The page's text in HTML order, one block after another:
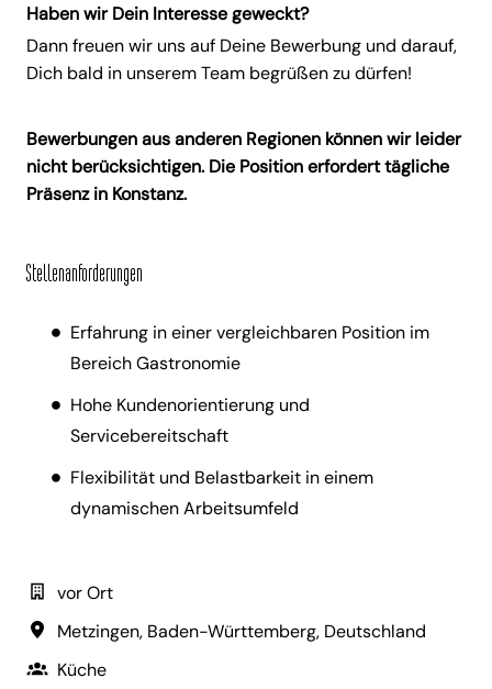
Haben wir Dein Interesse geweckt?
Dann freuen wir uns auf Deine Bewerbung und darauf,
Dich bald in unserem Team begrüßen zu dürfen!
Bewerbungen aus anderen Regionen können wir leider
nicht berücksichtigen. Die Position erfordert tägliche
Präsenz in Konstanz.
Stellenanforderungen
Erfahrung in einer vergleichbaren Position im
Bereich Gastronomie
Hohe Kundenorientierung und
Servicebereitschaft
Flexibilität und Belastbarkeit in einem
dynamischen Arbeitsumfeld
vor Ort
Metzingen, Baden-Württemberg, Deutschland
Küche